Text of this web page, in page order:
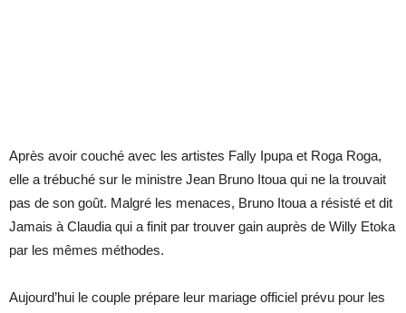
Après avoir couché avec les artistes Fally Ipupa et Roga Roga,
elle a trébuché sur le ministre Jean Bruno Itoua qui ne la trouvait
pas de son goût. Malgré les menaces, Bruno Itoua a résisté et dit
Jamais à Claudia qui a finit par trouver gain auprès de Willy Etoka
par les mêmes méthodes.
Aujourd’hui le couple prépare leur mariage officiel prévu pour les